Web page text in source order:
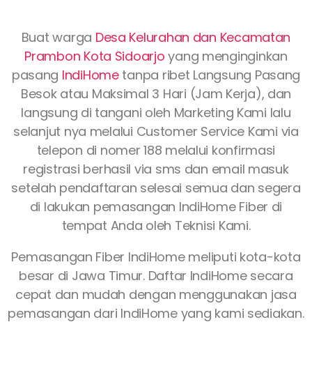
Buat warga Desa Kelurahan dan Kecamatan
Prambon Kota Sidoarjo yang menginginkan
pasang IndiHometanpa ribet Langsung Pasang
Besok atau Maksimal 3 Hari (Jam Kerja), dan
langsung di tangani oleh Marketing Kami lalu
selanjut nya melalui Customer Service Kami via
telepon di nomer 188 melalui konfirmasi
registrasi berhasil via sms dan email masuk
setelah pendaftaran selesai semua dan segera
di lakukan pemasangan IndiHome Fiber di
tempat Anda oleh Teknisi Kami.
Pemasangan Fiber IndiHome meliputi kota-kota
besar di Jawa Timur. Daftar IndiHome secara
cepat dan mudah dengan menggunakan jasa
pemasangan dari IndiHome yang kami sediakan.